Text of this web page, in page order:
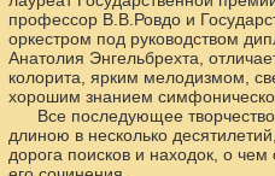
профессор В.В.Ровдо и
оркестром под руководством
Анатолия Энгельбрехта,
колорита, ярким мелодизмом,
хорошим знанием
Все последующее творчество
длиною в несколько
дорога поисков и находок, о